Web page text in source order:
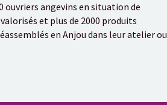
ouvriers angevins en situation de
et plus de 2000 produits
en Anjou dans leur atelier ou